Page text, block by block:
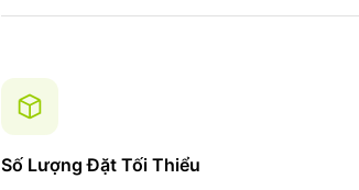
Số Lượng Đặt Tối Thiểu